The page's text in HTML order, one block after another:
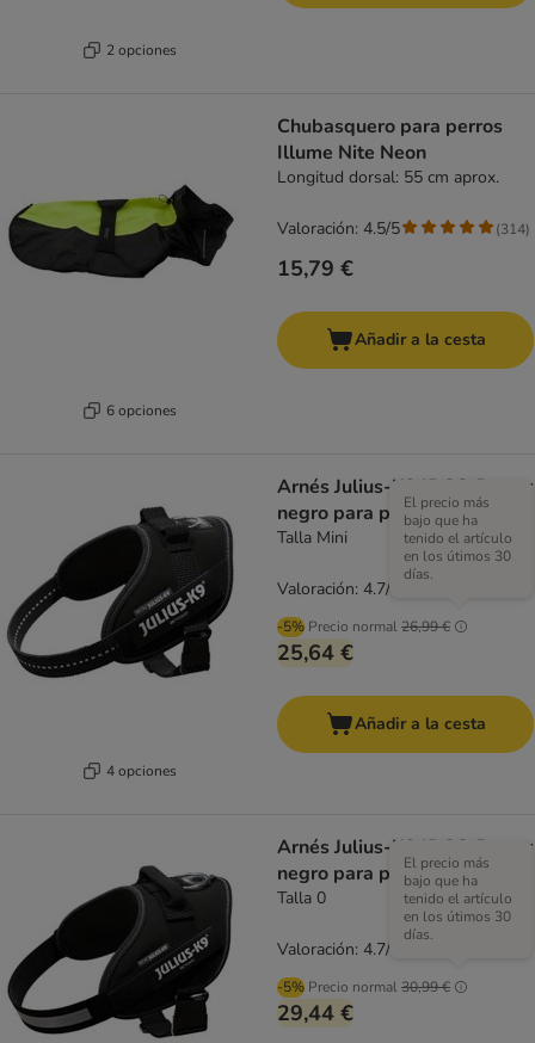
2 opciones
6 opciones
Chubasquero para perros
Illume Nite Neon
Longitud dorsal: 55 cm aprox.
15,79 €
Valoración: 4.5/5 (314)
Añadir a la cesta
4 opciones
Arnés Julius-K9 IDC® Power
negro para perros
Talla Mini
-5% Precio normal26,99 €
El precio más
bajo que ha
tenido el artículo
en los útimos 30
días.
25,64 €
Valoración: 4.7/5
Añadir a la cesta
Arnés Julius-K9 IDC® Power
negro para perros
Talla 0
-5% Precio normal30,99 €
El precio más
bajo que ha
tenido el artículo
en los útimos 30
días.
29,44 €
Valoración: 4.7/5